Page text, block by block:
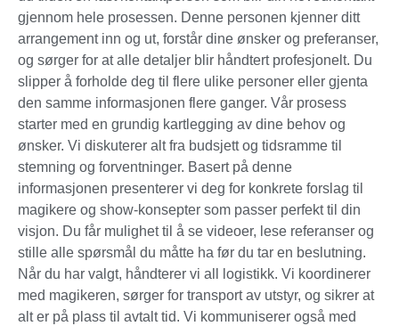
gjennom hele prosessen. Denne personen kjenner ditt
arrangement inn og ut, forstår dine ønsker og preferanser,
og sørger for at alle detaljer blir håndtert profesjonelt. Du
slipper å forholde deg til flere ulike personer eller gjenta
den samme informasjonen flere ganger. Vår prosess
starter med en grundig kartlegging av dine behov og
ønsker. Vi diskuterer alt fra budsjett og tidsramme til
stemning og forventninger. Basert på denne
informasjonen presenterer vi deg for konkrete forslag til
magikere og show-konsepter som passer perfekt til din
visjon. Du får mulighet til å se videoer, lese referanser og
stille alle spørsmål du måtte ha før du tar en beslutning.
Når du har valgt, håndterer vi all logistikk. Vi koordinerer
med magikeren, sørger for transport av utstyr, og sikrer at
alt er på plass til avtalt tid. Vi kommuniserer også med